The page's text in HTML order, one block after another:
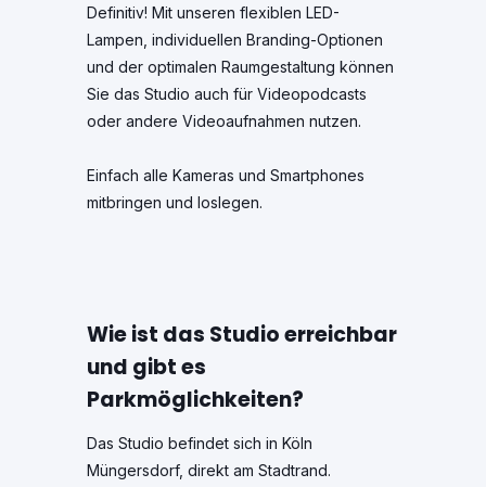
Definitiv! Mit unseren flexiblen LED-
Lampen, individuellen Branding-Optionen
und der optimalen Raumgestaltung können
Sie das Studio auch für Videopodcasts
oder andere Videoaufnahmen nutzen.
Einfach alle Kameras und Smartphones
mitbringen und loslegen.
Wie ist das Studio erreichbar
und gibt es
Parkmöglichkeiten?
Das Studio befindet sich in Köln
Müngersdorf, direkt am Stadtrand.